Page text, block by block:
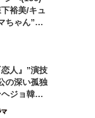
裕美/キュ
ちゃん”を
人』”演技
の深い孤独
ジョ韓ド